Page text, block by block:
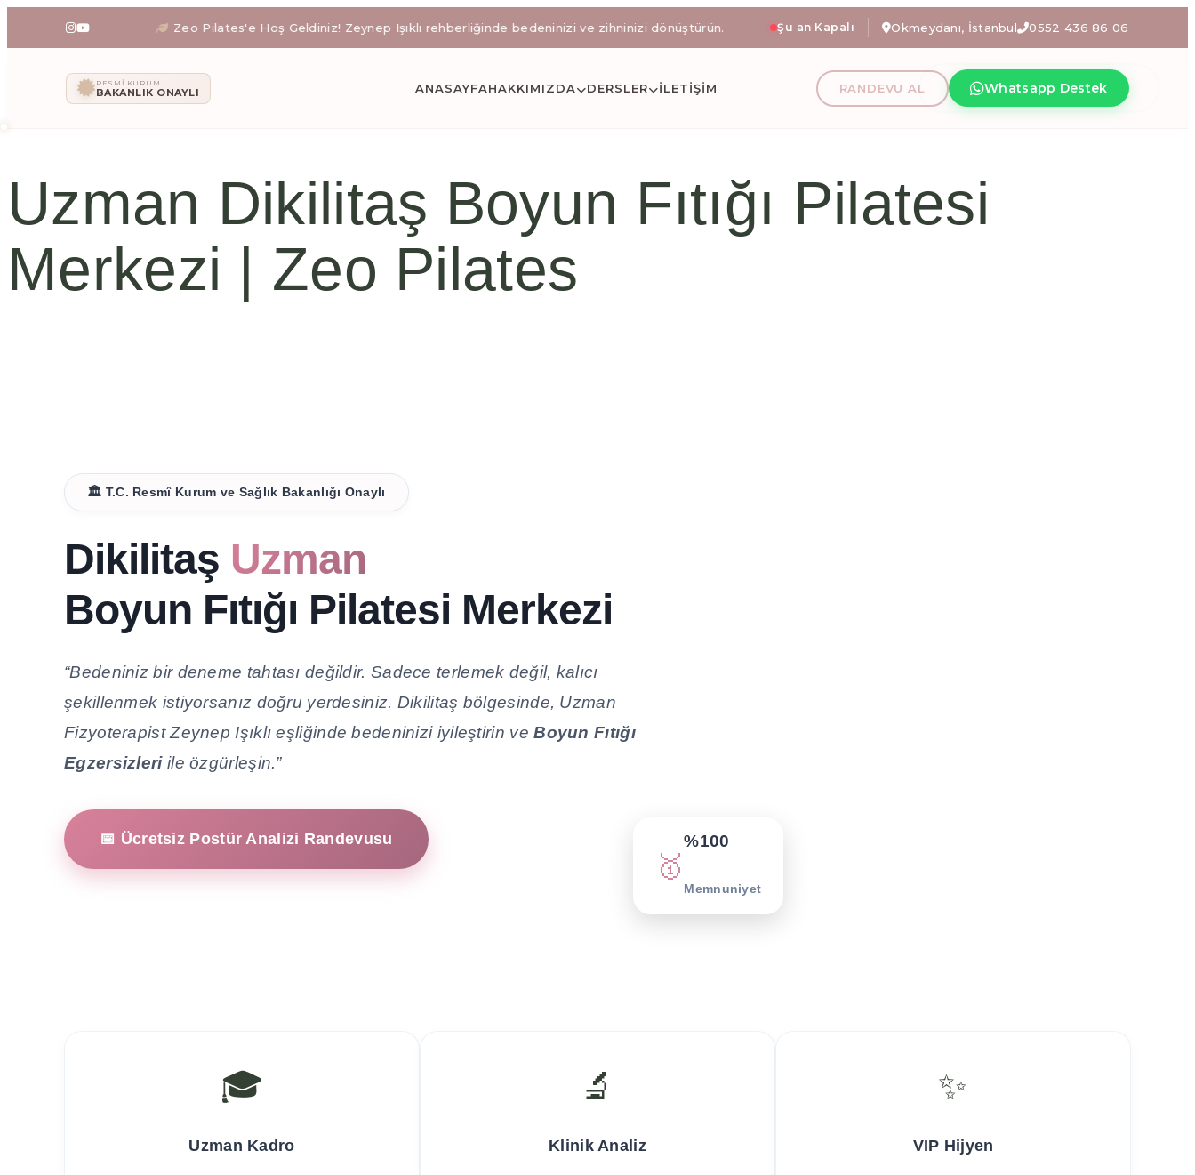
Zeo Pilates: İstanbul Okmeydanı En İyi
Zeo Pilates'e Hoş Geldiniz! Zeynep Işıklı rehberliğinde bedeninizi ve zihninizi dönüştürün. İlk seansa özel avantajlı tanışma paketlerimizi keşfetmek için iletişime geçin!
Şu an Kapalı Okmeydanı, İstanbul 0552 436 86 06
RESMI KURUM
BAKANLIK ONAYLI ANASAYFAHAKKIMIZDA DERSLER İLETIŞİM RANDEVU AL Whatsapp Destek
Uzman Dikilitaş Boyun Fıtığı Pilatesi
Merkezi | Zeo Pilates
🏛️ T.C. Resmî Kurum ve Sağlık Bakanlığı Onaylı
Dikilitaş Uzman
Boyun Fıtığı Pilatesi Merkezi
“Bedeniniz bir deneme tahtası değildir. Sadece terlemek değil, kalıcı
şekillenmek istiyorsanız doğru yerdesiniz. Dikilitaş bölgesinde, Uzman
Fizyoterapist Zeynep Işıklı eşliğinde bedeninizi iyileştirin veBoyun Fıtığı
Egzersizleriile özgürleşin.”
📅 Ücretsiz Postür Analizi Randevusu
🥇
%100
Memnuniyet
🎓
Uzman Kadro
🔬
Klinik Analiz
✨
VIP Hijyen